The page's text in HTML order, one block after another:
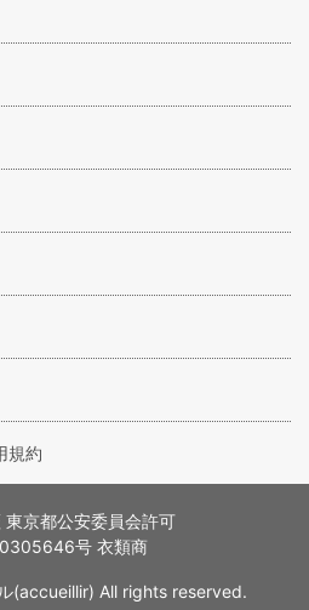
規約
東京都公安委員会許可
号 衣類商
(accueillir) All rights reserved.